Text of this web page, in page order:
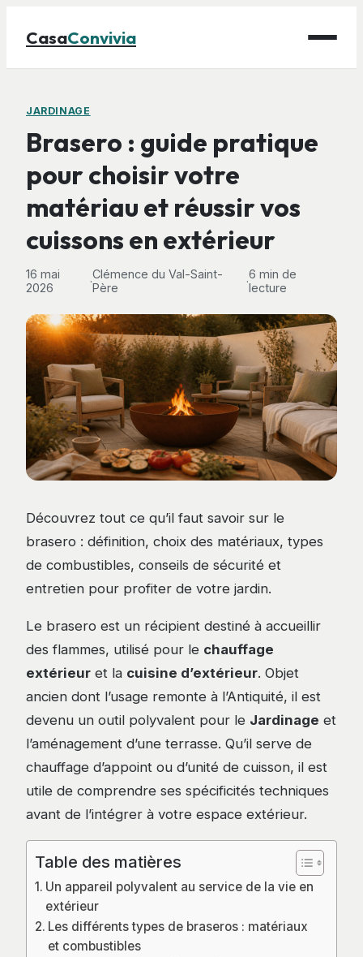
CasaConvivia
Maison
Bricolage
Gastronomie
Jardinage
JARDINAGE
Brasero : guide pratique
pour choisir votre
matériau et réussir vos
cuissons en extérieur
16 mai
2026
·Clémence du Val-Saint-
Père
·6 min de
lecture
Découvrez tout ce qu’il faut savoir sur le
brasero : définition, choix des matériaux, types
de combustibles, conseils de sécurité et
entretien pour profiter de votre jardin.
Le brasero est un récipient destiné à accueillir
des flammes, utilisé pour le chauffage
extérieur et la cuisine d’extérieur. Objet
ancien dont l’usage remonte à l’Antiquité, il est
devenu un outil polyvalent pour le Jardinage et
l’aménagement d’une terrasse. Qu’il serve de
chauffage d’appoint ou d’unité de cuisson, il est
utile de comprendre ses spécificités techniques
avant de l’intégrer à votre espace extérieur.
Table des matières
Un appareil polyvalent au service de la vie en
extérieur
Les différents types de braseros : matériaux
et combustibles